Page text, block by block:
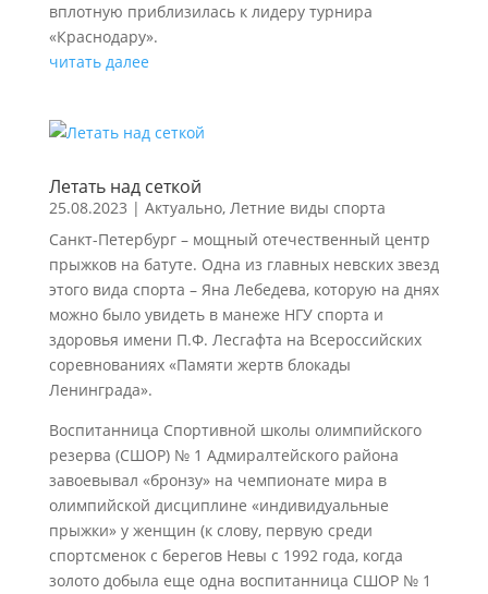
вплотную приблизилась к лидеру турнира
«Краснодару».
читать далее
Летать над сеткой
25.08.2023 | Актуально, Летние виды спорта
Санкт-Петербург – мощный отечественный центр
прыжков на батуте. Одна из главных невских звезд
этого вида спорта – Яна Лебедева, которую на днях
можно было увидеть в манеже НГУ спорта и
здоровья имени П.Ф. Лесгафта на Всероссийских
соревнованиях «Памяти жертв блокады
Ленинграда».
Воспитанница Спортивной школы олимпийского
резерва (СШОР) № 1 Адмиралтейского района
завоевывал «бронзу» на чемпионате мира в
олимпийской дисциплине «индивидуальные
прыжки» у женщин (к слову, первую среди
спортсменок с берегов Невы с 1992 года, когда
золото добыла еще одна воспитанница СШОР № 1